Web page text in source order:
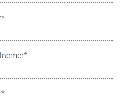
*
*
*